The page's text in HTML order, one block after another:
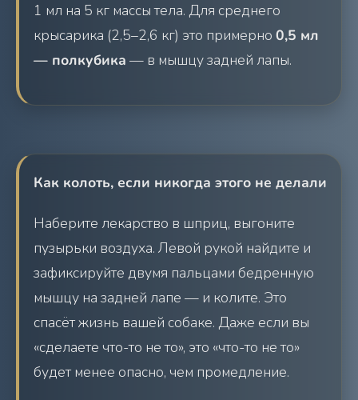
1 мл на 5 кг массы тела. Для среднего
крысарика (2,5–2,6 кг) это примерно 0,5 мл
— полкубика — в мышцу задней лапы.
Как колоть, если никогда этого не делали
Наберите лекарство в шприц, выгоните
пузырьки воздуха. Левой рукой найдите и
зафиксируйте двумя пальцами бедренную
мышцу на задней лапе — и колите. Это
спасёт жизнь вашей собаке. Даже если вы
«сделаете что-то не то», это «что-то не то»
будет менее опасно, чем промедление.